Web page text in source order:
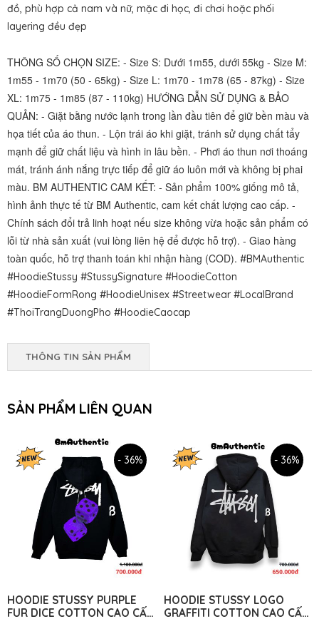
đồ, phù hợp cả nam và nữ, mặc đi học, đi chơi hoặc phối
layering đều đẹp
THÔNG SỐ CHỌN SIZE: - Size S: Dưới 1m55, dưới 55kg - Size M:
1m55 - 1m70 (50 - 65kg) - Size L: 1m70 - 1m78 (65 - 87kg) - Size
XL: 1m75 - 1m85 (87 - 110kg) HƯỚNG DẪN SỬ DỤNG & BẢO
QUẢN: - Giặt bằng nước lạnh trong lần đầu tiên để giữ bền màu và
họa tiết của áo thun. - Lộn trái áo khi giặt, tránh sử dụng chất tẩy
mạnh để giữ chất liệu và hình in lâu bền. - Phơi áo thun nơi thoáng
mát, tránh ánh nắng trực tiếp để giữ áo luôn mới và không bị phai
màu. BM AUTHENTIC CAM KẾT: - Sản phẩm 100% giống mô tả,
hình ảnh thực tế từ BM Authentic, cam kết chất lượng cao cấp. -
Chính sách đổi trả linh hoạt nếu size không vừa hoặc sản phẩm có
lỗi từ nhà sản xuất (vui lòng liên hệ để được hỗ trợ). - Giao hàng
toàn quốc, hỗ trợ thanh toán khi nhận hàng (COD). #BMAuthentic
#HoodieStussy #StussySignature #HoodieCotton
#HoodieFormRong #HoodieUnisex #Streetwear #LocalBrand
#ThoiTrangDuongPho #HoodieCaocap
THÔNG TIN SẢN PHẨM
SẢN PHẨM LIÊN QUAN
- 36%
HOODIE STUSSY PURPLE
FUR DICE COTTON CAO CẤP
- 36%
HOODIE STUSSY LOGO
GRAFFITI COTTON CAO CẤP